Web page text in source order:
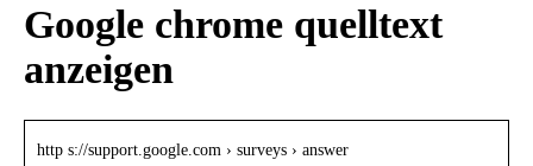
Google chrome quelltext
anzeigen
http s://support.google.com › surveys › answer